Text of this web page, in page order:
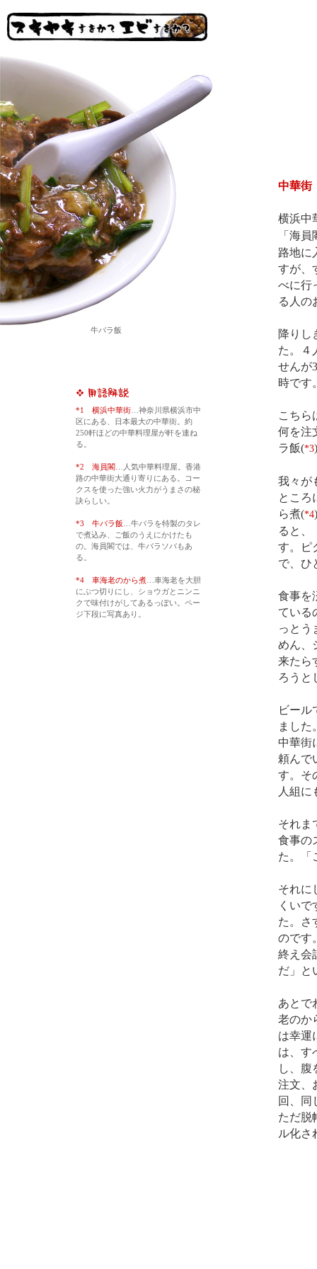
牛バラ飯
*1 横浜中華街…神奈川県横浜市中
区にある、日本最大の中華街。約
250軒ほどの中華料理屋が軒を連ね
る。
*2 海員閣 …人気中華料理屋。香港
路の中華街大通り寄りにある。コー
クスを使った強い火力がうまさの秘
訣らしい。
*3 牛バラ飯 …牛バラを特製のタレ
で煮込み、ご飯のうえにかけたも
の。海員閣では、牛バラソバもあ
る。
*4 車海老のから煮…車海老を大胆
にぶつ切りにし、ショウガとニンニ
クで味付けがしてあるっぽい。ペー
ジ下段に写真あり。
中華街
横浜中
「海
路地に
すが、
べに行
る人の
降りし
た。４
せんが
時です
こちら
何を注
ラ飯(*3
我々が
ところ
ら煮(*4
ると、
す。ピ
で、ひ
食事を
ている
っとう
めん、
来たら
ろうと
ビール
ました
中華街
頼んで
す。そ
人組に
それま
食事の
た。「
それに
くい
た。さ
のです
終え会
だ」と
あとで
老のか
は幸運
は、す
し、腹
注文、
回、同
ただ脱
ル化さ